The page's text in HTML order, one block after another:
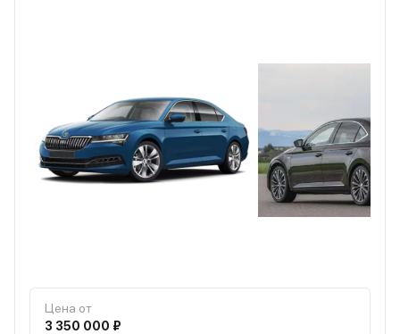
Цена от
3 350 000 ₽